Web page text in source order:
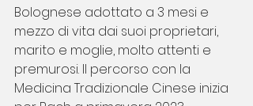
Bolognese adottato a 3 mesi e
mezzo di vita dai suoi proprietari,
marito e moglie, molto attenti e
premurosi. Il percorso con la
Medicina Tradizionale Cinese inizia